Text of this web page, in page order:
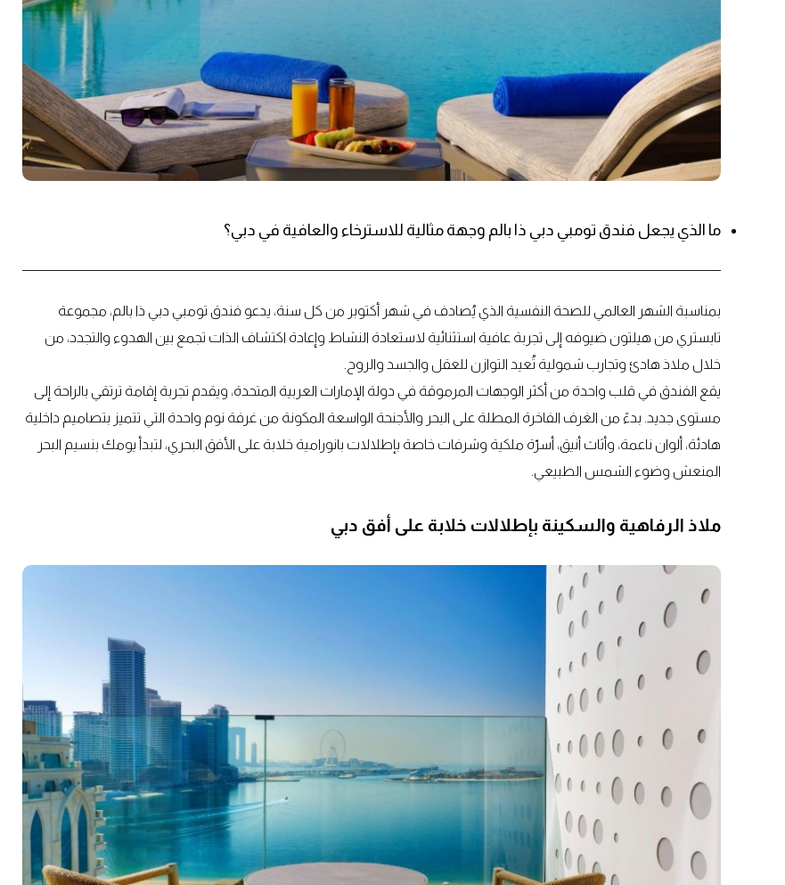
ما الذي يجعل فندق تومبي دبي ذا بالم وجهة مثالية للاسترخاء والعافية في دبي؟
بمناسبة الشهر العالمي للصحة النفسية الذي يُصادف في شهر أكتوبر من كل سنة، يدعو فندق تومبي دبي ذا بالم، مجموعة
تابستري من هيلتون ضيوفه إلى تجربة عافية استثنائية لاستعادة النشاط وإعادة اكتشاف الذات تجمع بين الهدوء والتجدد، من
خلال ملاذ هادئ وتجارب شمولية تُعيد التوازن للعقل والجسد والروح.
يقع الفندق في قلب واحدة من أكثر الوجهات المرموقة في دولة الإمارات العربية المتحدة، ويقدم تجربة إقامة ترتقي بالراحة إلى
مستوى جديد. بدءً من الغرف الفاخرة المطلة على البحر والأجنحة الواسعة المكونة من غرفة نوم واحدة التي تتميز بتصاميم داخلية
هادئة، ألوان ناعمة، وأثاث أنيق، أسرّة ملكية وشرفات خاصة بإطلالات بانورامية خلابة على الأفق البحري، لتبدأ يومك بنسيم البحر
المنعش وضوء الشمس الطبيعي.
ملاذ الرفاهية والسكينة بإطلالات خلابة على أفق دبي